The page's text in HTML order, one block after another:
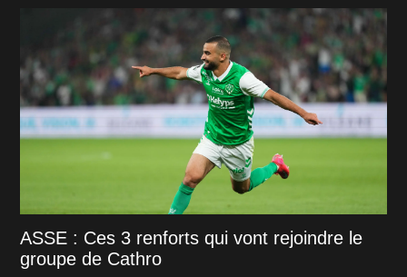
ASSE : Ces 3 renforts qui vont rejoindre le
groupe de Cathro